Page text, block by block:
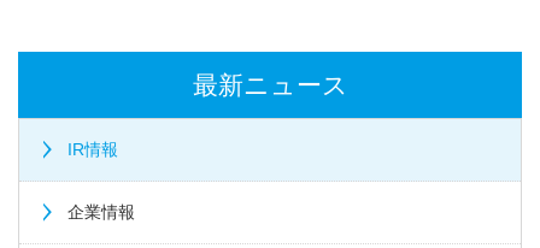
最新ニュース
IR情報
企業情報